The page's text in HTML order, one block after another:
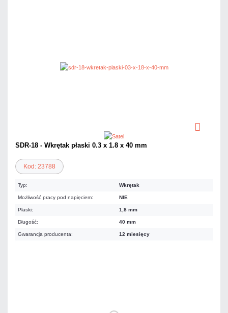
SDR-18 - Wkrętak płaski 0.3 x 1.8 x 40 mm
Kod: 23788
Typ: Wkrętak
Możliwość pracy pod napięciem: NIE
Płaski: 1,8 mm
Długość: 40 mm
Gwarancja producenta: 12 miesięcy